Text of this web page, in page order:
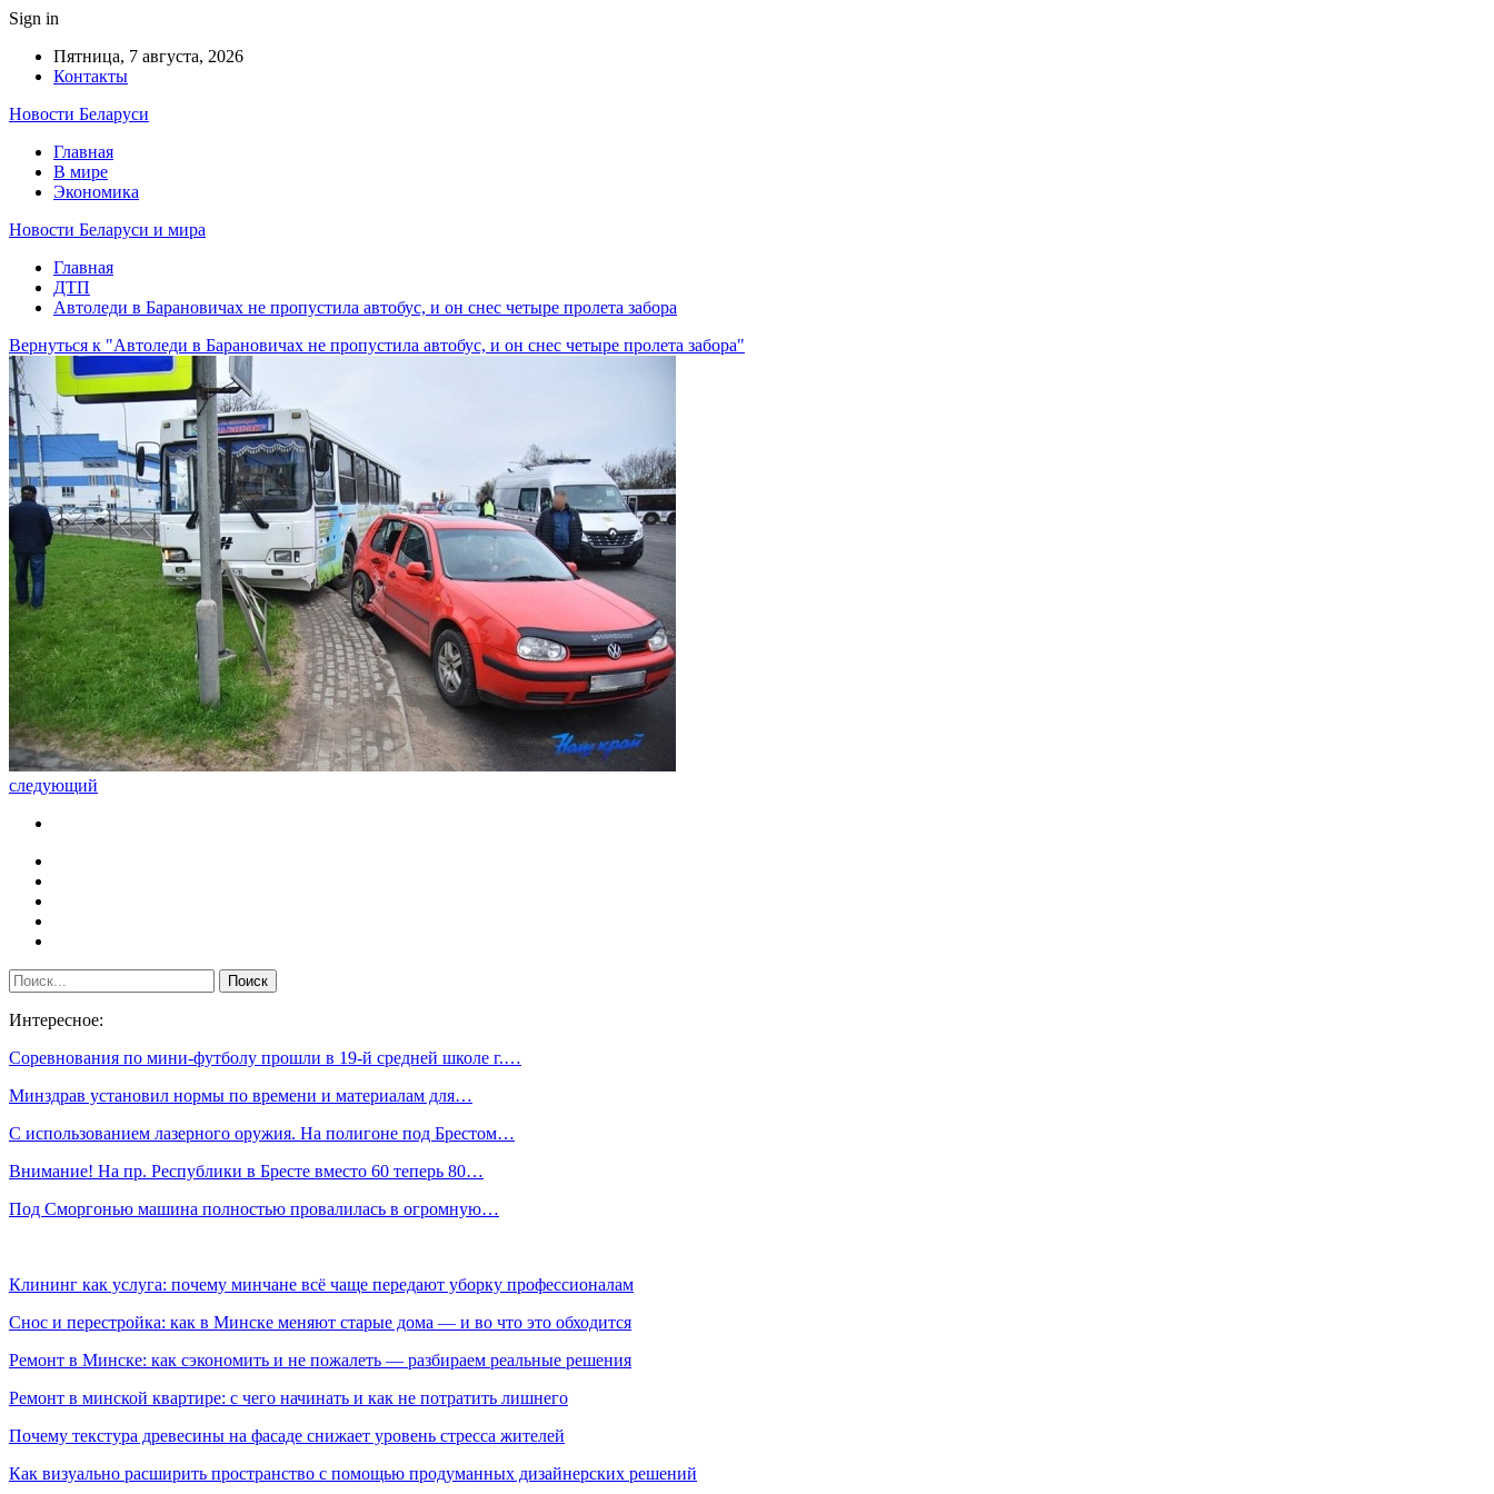
Sign in
Пятница, 7 августа, 2026
Контакты
Новости Беларуси
Главная
В мире
Экономика
Новости Беларуси и мира
Главная
ДТП
Автоледи в Барановичах не пропустила автобус, и он снес четыре пролета забора
Вернуться к "Автоледи в Барановичах не пропустила автобус, и он снес четыре пролета забора"
следующий
Интересное:
Соревнования по мини-футболу прошли в 19-й средней школе г.…
Минздрав установил нормы по времени и материалам для…
С использованием лазерного оружия. На полигоне под Брестом…
Внимание! На пр. Республики в Бресте вместо 60 теперь 80…
Под Сморгонью машина полностью провалилась в огромную…
Клининг как услуга: почему минчане всё чаще передают уборку профессионалам
Снос и перестройка: как в Минске меняют старые дома — и во что это обходится
Ремонт в Минске: как сэкономить и не пожалеть — разбираем реальные решения
Ремонт в минской квартире: с чего начинать и как не потратить лишнего
Почему текстура древесины на фасаде снижает уровень стресса жителей
Как визуально расширить пространство с помощью продуманных дизайнерских решений